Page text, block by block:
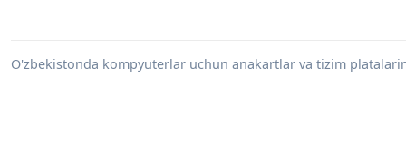
O'zbekistonda kompyuterlar uchun anakartlar va tizim